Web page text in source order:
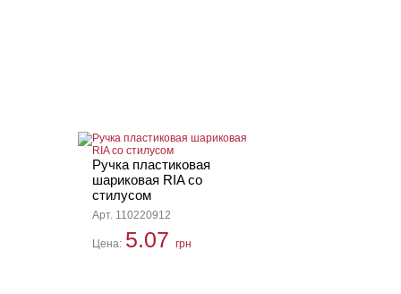
Ручка пластиковая
шариковая RIA со
стилусом
Арт. 110220912
Цена: 5.07 грн